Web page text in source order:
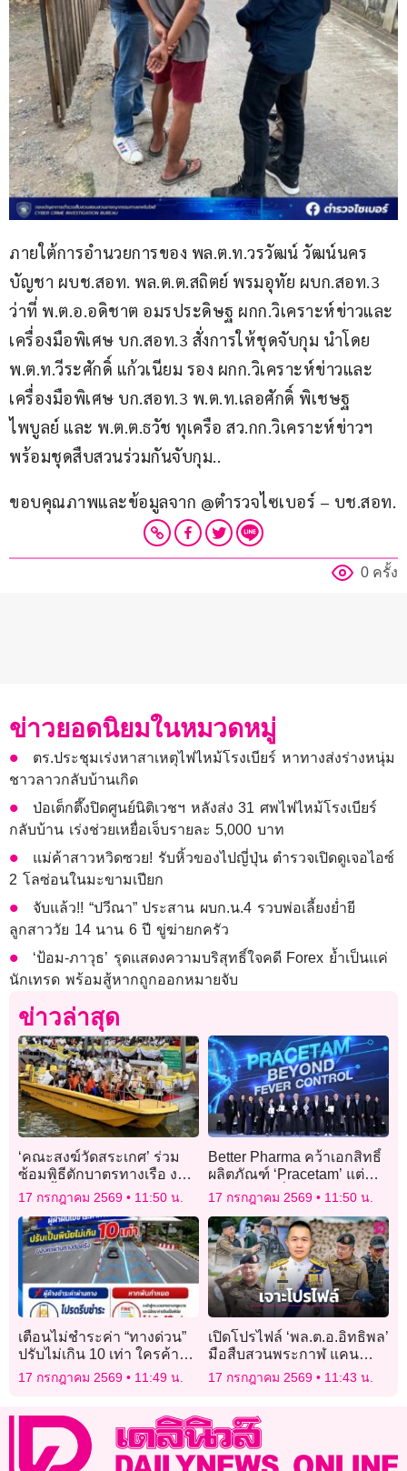
ภายใต้การอำนวยการของ พล.ต.ท.วรวัฒน์ วัฒน์นคร
บัญชา ผบช.สอท. พล.ต.ต.สถิตย์ พรมอุทัย ผบก.สอท.3
ว่าที่ พ.ต.อ.อดิชาต อมรประดิษฐ ผกก.วิเคราะห์ข่าวและ
เครื่องมือพิเศษ บก.สอท.3 สั่งการให้ชุดจับกุม นำโดย
พ.ต.ท.วีระศักดิ์ แก้วเนียม รอง ผกก.วิเคราะห์ข่าวและ
เครื่องมือพิเศษ บก.สอท.3 พ.ต.ท.เลอศักดิ์ พิเชษฐ
ไพบูลย์ และ พ.ต.ต.ธวัช ทุเครือ สว.กก.วิเคราะห์ข่าวฯ
พร้อมชุดสืบสวนร่วมกันจับกุม..
ขอบคุณภาพและข้อมูลจาก @ตำรวจไซเบอร์ – บช.สอท.
0 ครั้ง
ข่าวยอดนิยมในหมวดหมู่
ตร.ประชุมเร่งหาสาเหตุไฟไหม้โรงเบียร์ หาทางส่งร่างหนุ่ม
ชาวลาวกลับบ้านเกิด
ป่อเต็กตึ๊งปิดศูนย์นิติเวชฯ หลังส่ง 31 ศพไฟไหม้โรงเบียร์
กลับบ้าน เร่งช่วยเหยื่อเจ็บรายละ 5,000 บาท
แม่ค้าสาวหวิดซวย! รับหิ้วของไปญี่ปุ่น ตำรวจเปิดดูเจอไอซ์
2 โลซ่อนในมะขามเปียก
จับแล้ว!! “ปวีณา” ประสาน ผบก.น.4 รวบพ่อเลี้ยงย่ำยี
ลูกสาววัย 14 นาน 6 ปี ขู่ฆ่ายกครัว
‘ป้อม-ภาวุธ’ รุดแสดงความบริสุทธิ์ใจคดี Forex ย้ำเป็นแค่
นักเทรด พร้อมสู้หากถูกออกหมายจับ
ข่าวล่าสุด
‘คณะสงฆ์วัดสระเกศ’ ร่วม
ซ้อมพิธีตักบาตรทางเรือ งาน
‘สายน้ำแห่งชีวิต ใต้ร่มพระ
บารมีฯ’
17 กรกฎาคม 2569 11:50 น.
Better Pharma คว้าเอกสิทธิ์
ผลิตภัณฑ์ ‘Pracetam’ แต่
เพียงผู้เดียวทั่วโลก
17 กรกฎาคม 2569 11:50 น.
เตือนไม่ชำระค่า “ทางด่วน”
ปรับไม่เกิน 10 เท่า ใครค้าง
ชำระให้รีบจ่าย ก่อนถูก
ดำเนินคดี
17 กรกฎาคม 2569 11:49 น.
เปิดโปรไฟล์ ‘พล.ต.อ.อิทธิพล’
มือสืบสวนพระกาฬ แคน
ดิเดตเบอร์ 4 ชิง ผบ.ตร.
17 กรกฎาคม 2569 11:43 น.